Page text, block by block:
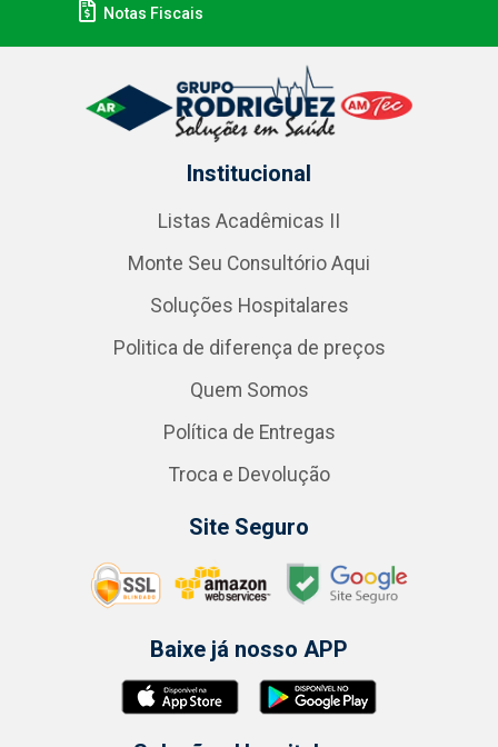
Notas Fiscais
Institucional
Listas Acadêmicas II
Monte Seu Consultório Aqui
Soluções Hospitalares
Politica de diferença de preços
Quem Somos
Política de Entregas
Troca e Devolução
Site Seguro
Baixe já nosso APP